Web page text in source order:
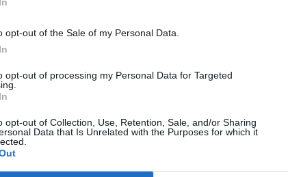
opt-out of the Sale of my Personal Data.
opt-out of processing my Personal Data for Targeted
opt-out of Collection, Use, Retention, Sale, and/or Sharing
Data that Is Unrelated with the Purposes for which it
Il est important de trouver des moyens de
la méditation ou le yoga.
votre environnement de travail pour le